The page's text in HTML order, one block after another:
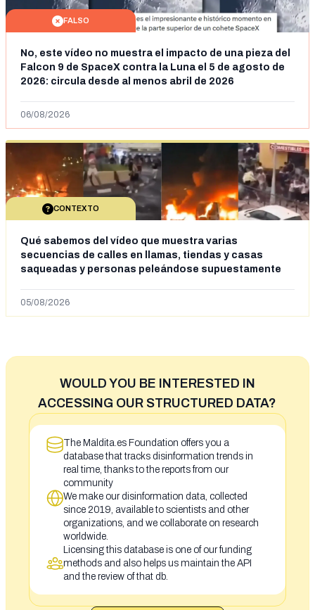
FALSO
No, este vídeo no muestra el impacto de una pieza del
Falcon 9 de SpaceX contra la Luna el 5 de agosto de
2026: circula desde al menos abril de 2026
06/08/2026
CONTEXTO
Qué sabemos del vídeo que muestra varias
secuencias de calles en llamas, tiendas y casas
saqueadas y personas peleándose supuestamente
situación irregular a Ceuta
05/08/2026
WOULD YOU BE INTERESTED IN
ACCESSING OUR STRUCTURED DATA?
The Maldita.es Foundation offers you a
database that tracks disinformation trends in
real time, thanks to the reports from our
community
We make our disinformation data, collected
since 2019, available to scientists and other
organizations, and we collaborate on research
worldwide.
Licensing this database is one of our funding
methods and also helps us maintain the API
and the review of that db.